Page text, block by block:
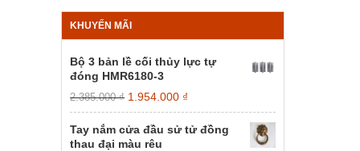
KHUYẾN MÃI
Bộ 3 bản lề cối thủy lực tự
đóng HMR6180-3
2.385.000₫ Giá
gốc
là:
2.385.000 ₫.
1.954.000 ₫
hiện
tại
Tay nắm cửa đầu sử tử đồng
thau đại màu rêu